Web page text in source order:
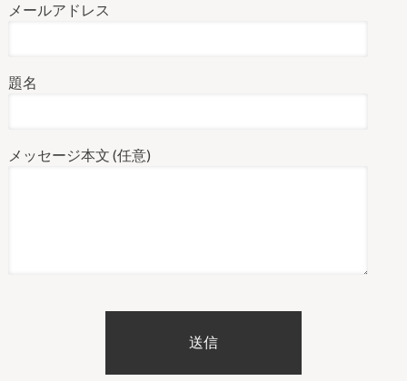
メールアドレス
題名
メッセージ本文 (任意)